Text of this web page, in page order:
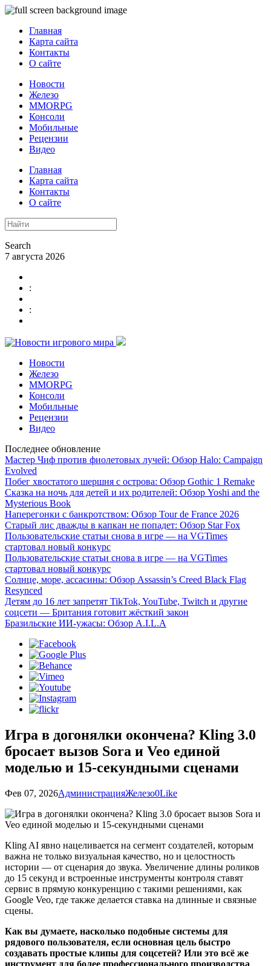
Главная
Карта сайта
Контакты
О сайте
Новости
Железо
MMORPG
Консоли
Мобильные
Рецензии
Видео
Главная
Карта сайта
Контакты
О сайте
Search
7 августа 2026
:
:
Новости
Железо
MMORPG
Консоли
Мобильные
Рецензии
Видео
Последнее обновление
Мастер Чиф против фиолетовых лучей: Обзор Halo: Campaign
Evolved
Побег хвостатого шершня с острова: Обзор Gothic 1 Remake
Сказка на ночь для детей и их родителей: Обзор Yoshi and the
Mysterious Book
Наперегонки с банкротством: Обзор Tour de France 2026
Старый лис дважды в капкан не попадет: Обзор Star Fox
Пользовательские статьи снова в игре — на VGTimes
стартовал новый конкурс
Пользовательские статьи снова в игре — на VGTimes
стартовал новый конкурс
Солнце, море, ассасины: Обзор Assassin’s Creed Black Flag
Resynced
Детям до 16 лет запретят TikTok, YouTube, Twitch и другие
соцсети — Британия готовит жёсткий закон
Бразильские ИИ-ужасы: Обзор A.I.L.A
Игра в догонялки окончена? Kling 3.0
бросает вызов Sora и Veo единой
моделью и 15-секундными сценами
Фев 07, 2026АдминистрацияЖелезо0Like
Kling AI явно нацеливается на сегмент создателей, которым
важна не только визуальная качество, но и целостность
истории — от сценария до звука. Увеличение длины роликов
до 15 секунд и встроенные инструменты контроля ставят
сервис в прямую конкуренцию с такими решениями, как
Google Veo, где также делается ставка на длинные и связные
сцены.
Как вы думаете, насколько подобные системы для
рядового пользователя, если основная цель быстро
создавать простые клипы для соцсетей? Или это всё же
инструмент для более профессионального производства